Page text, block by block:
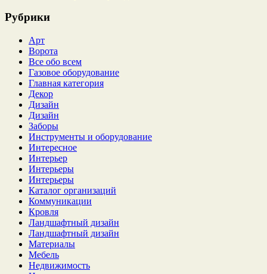
Рубрики
Арт
Ворота
Все обо всем
Газовое оборудование
Главная категория
Декор
Дизайн
Дизайн
Заборы
Инструменты и оборудование
Интересное
Интерьер
Интерьеры
Интерьеры
Каталог организаций
Коммуникации
Кровля
Ландшафтный дизайн
Ландшафтный дизайн
Материалы
Мебель
Недвижимость